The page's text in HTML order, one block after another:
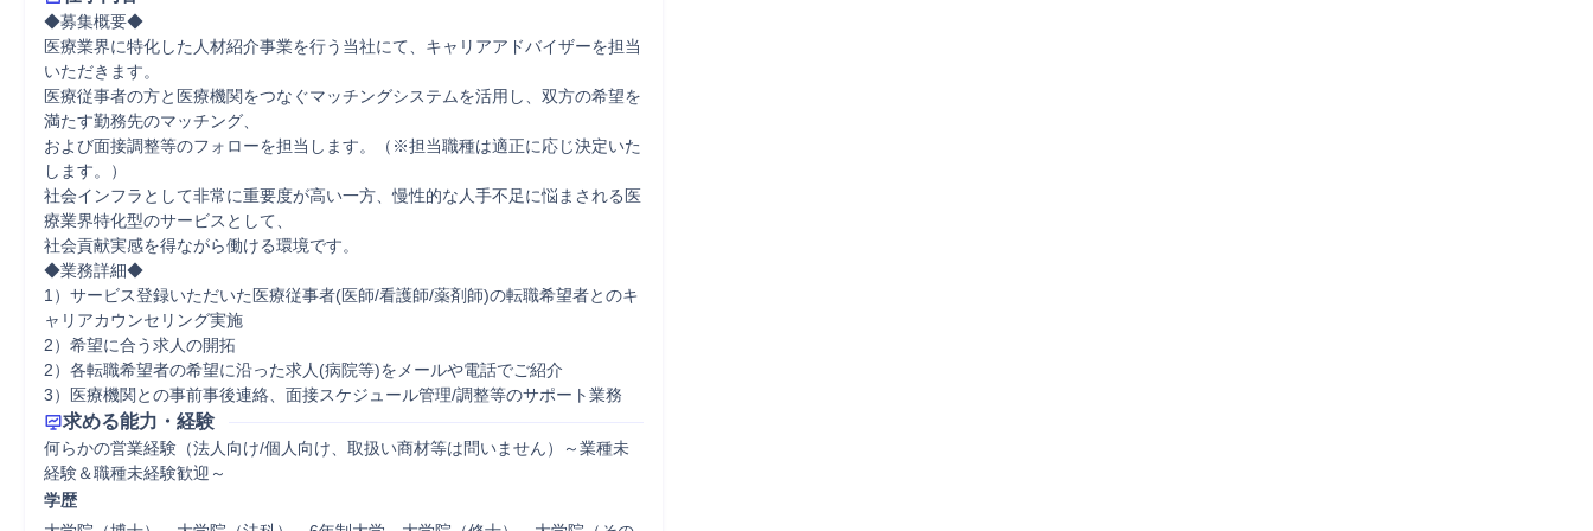
◆募集概要◆
医療業界に特化した人材紹介事業を行う当社にて、キャリアアドバイザーを担当
いただきます。
医療従事者の方と医療機関をつなぐマッチングシステムを活用し、双方の希望を
満たす勤務先のマッチング、
および面接調整等のフォローを担当します。（※担当職種は適正に応じ決定いた
します。）
社会インフラとして非常に重要度が高い一方、慢性的な人手不足に悩まされる医
療業界特化型のサービスとして、
社会貢献実感を得ながら働ける環境です。
◆業務詳細◆
1）サービス登録いただいた医療従事者(医師/看護師/薬剤師)の転職希望者とのキ
ャリアカウンセリング実施
2）希望に合う求人の開拓
2）各転職希望者の希望に沿った求人(病院等)をメールや電話でご紹介
3）医療機関との事前事後連絡、面接スケジュール管理/調整等のサポート業務
求める能力・経験
何らかの営業経験（法人向け/個人向け、取扱い商材等は問いません）～業種未
経験＆職種未経験歓迎～
学歴